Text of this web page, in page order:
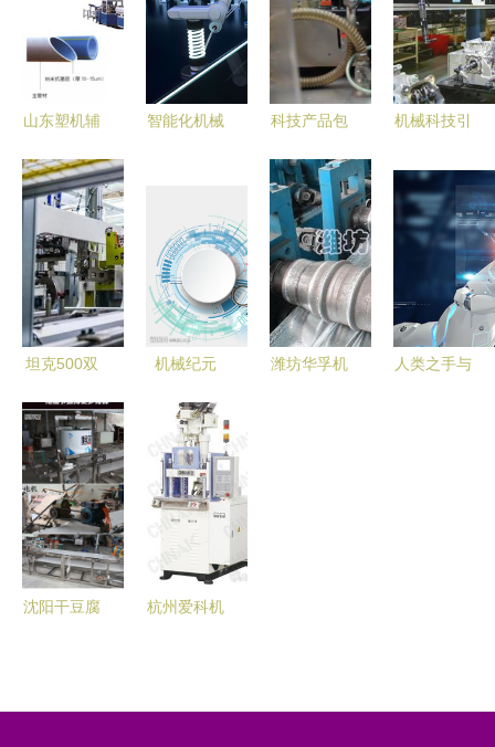
山东塑机辅
航塑料机械
配套产业高
质量发展
智能化机械
科技产品包
机械美学
机械科技引
坦克500双
解析 开启
智慧工厂探
秘之旅
机械纪元
的科技未来
潍坊华孚机
人类之手与
沈阳干豆腐
杭州爱科机